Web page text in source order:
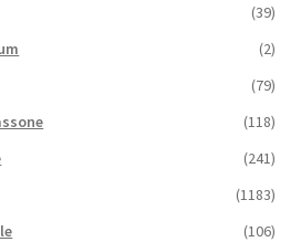
(39)
(2)
(79)
(118)
(241)
(1183)
(106)